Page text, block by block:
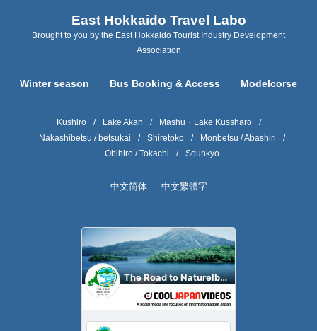
East Hokkaido Travel Labo
Brought to you by the East Hokkaido Tourist Industry Development
Association
Winter season Bus Booking & Access Modelcorse
Kushiro Lake Akan
Mashu・Lake Kussharo
Nakashibetsu / betsukai
Shiretoko
Monbetsu / Abashiri
Obihiro / Tokachi
Sounkyo
中文简体 中文繁體字